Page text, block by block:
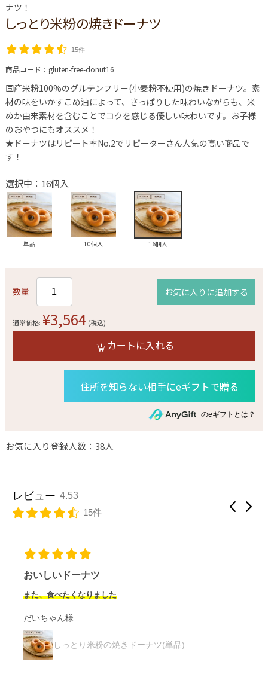
ナツ！
しっとり米粉の焼きドーナツ
15件
商品コード： gluten-free-donut16
国産米粉100%のグルテンフリー(小麦粉不使用)の焼きドーナツ。素
材の味をいかすこめ油によって、さっぱりした味わいながらも、米
ぬか由来素材を含むことでコクを感じる優しい味わいです。お子様
のおやつにもオススメ！
★ドーナツはリピート率No.2でリピーターさん人気の高い商品で
す！
選択中：16個入
単品 10個入 16個入
数量 お気に入りに追加する
通常価格: ¥3,564 (税込)
カートに入れる
住所を知らない相手にeギフトで贈る
のeギフトとは？
お気に入り登録人数：38人
レビュー 4.53
15件
米粉のドーナツ
とても美味しくて、すぐにリピート
あき様
しっとり米粉の焼きドーナツ(16個入)